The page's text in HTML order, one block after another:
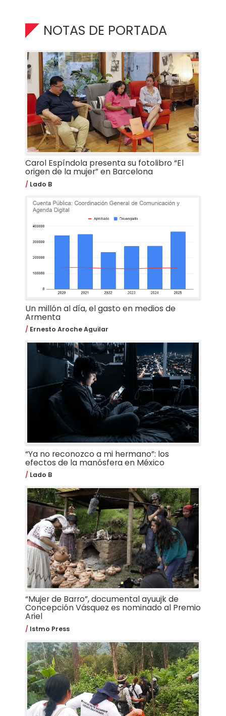
NOTAS DE PORTADA
Carol Espíndola presenta su fotolibro “El
origen de la mujer” en Barcelona
Lado B
Un millón al día, el gasto en medios de
Armenta
Ernesto Aroche Aguilar
“Ya no reconozco a mi hermano”: los
efectos de la manósfera en México
Lado B
“Mujer de Barro”, documental ayuujk de
Concepción Vásquez es nominado al Premio
Ariel
Istmo Press